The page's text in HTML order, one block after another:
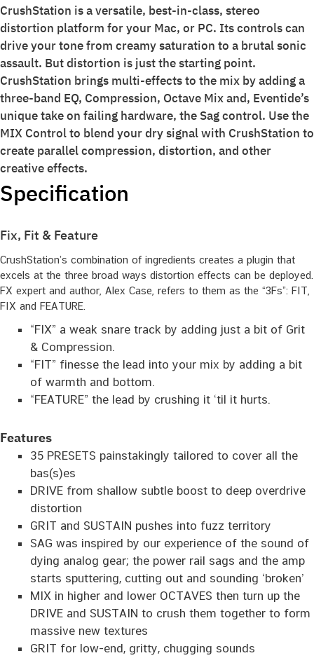
CrushStation is a versatile, best-in-class, stereo
distortion platform for your Mac, or PC. Its controls can
drive your tone from creamy saturation to a brutal sonic
assault. But distortion is just the starting point.
CrushStation brings multi-effects to the mix by adding a
three-band EQ, Compression, Octave Mix and, Eventide’s
unique take on failing hardware, the Sag control. Use the
MIX Control to blend your dry signal with CrushStation to
create parallel compression, distortion, and other
creative effects.
Specification
Fix, Fit & Feature
CrushStation’s combination of ingredients creates a plugin that
excels at the three broad ways distortion effects can be deployed.
FX expert and author, Alex Case, refers to them as the “3Fs”: FIT,
FIX and FEATURE.
“FIX” a weak snare track by adding just a bit of Grit
& Compression.
“FIT” finesse the lead into your mix by adding a bit
of warmth and bottom.
“FEATURE” the lead by crushing it ‘til it hurts.
Features
35 PRESETS painstakingly tailored to cover all the
bas(s)es
DRIVE from shallow subtle boost to deep overdrive
distortion
GRIT and SUSTAIN pushes into fuzz territory
SAG was inspired by our experience of the sound of
dying analog gear; the power rail sags and the amp
starts sputtering, cutting out and sounding ‘broken’
MIX in higher and lower OCTAVES then turn up the
DRIVE and SUSTAIN to crush them together to form
massive new textures
GRIT for low-end, gritty, chugging sounds